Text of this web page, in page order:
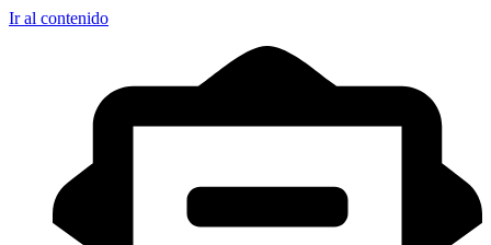
Ir al contenido